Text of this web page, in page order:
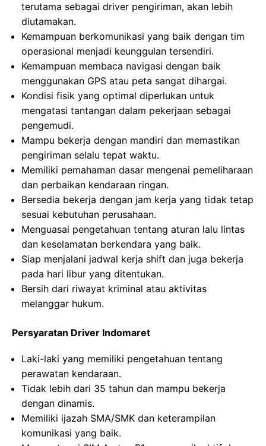
terutama sebagai driver pengiriman, akan lebih
diutamakan.
Kemampuan berkomunikasi yang baik dengan tim
operasional menjadi keunggulan tersendiri.
Kemampuan membaca navigasi dengan baik
menggunakan GPS atau peta sangat dihargai.
Kondisi fisik yang optimal diperlukan untuk
mengatasi tantangan dalam pekerjaan sebagai
pengemudi.
Mampu bekerja dengan mandiri dan memastikan
pengiriman selalu tepat waktu.
Memiliki pemahaman dasar mengenai pemeliharaan
dan perbaikan kendaraan ringan.
Bersedia bekerja dengan jam kerja yang tidak tetap
sesuai kebutuhan perusahaan.
Menguasai pengetahuan tentang aturan lalu lintas
dan keselamatan berkendara yang baik.
Siap menjalani jadwal kerja shift dan juga bekerja
pada hari libur yang ditentukan.
Bersih dari riwayat kriminal atau aktivitas
melanggar hukum.
Persyaratan Driver Indomaret
Laki-laki yang memiliki pengetahuan tentang
perawatan kendaraan.
Tidak lebih dari 35 tahun dan mampu bekerja
dengan dinamis.
Memiliki ijazah SMA/SMK dan keterampilan
komunikasi yang baik.